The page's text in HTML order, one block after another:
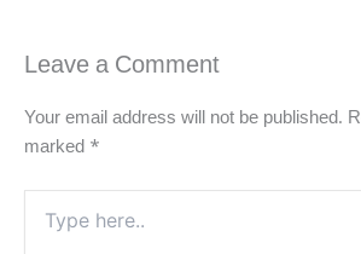
Leave a Comment
Your email address will not be published.
marked *
here..